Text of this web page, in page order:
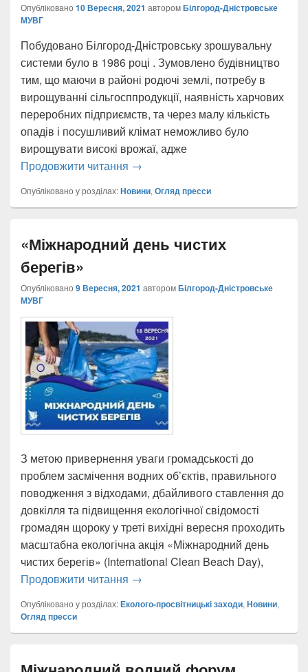
Опубліковано 10 Вересня, 2021 авторомБілгород-Дністровське
МУВГ
Побудовано Білгород-Дністровську зрошувальну
системи було в 1986 році . Зумовлено будівництво
тим, що маючи в районі родючі землі, потребу в
вирощуванні сільгосппродукції, наявність харчових
переробних підприємств, та через малу кількість
опадів і посушливий клімат неможливо було
вирощувати високі врожаї, адже
Продовжити читання Білгород-Дністровському
→
Опубліковано у розділах:Новини, Огляд пресси
«Міжнародний день чистих
берегів»
Опубліковано 9 Вересня, 2021 авторомБілгород-Дністровське
МУВГ
З метою привернення уваги громадськості до
проблем засмічення водних об’єктів, правильного
поводження з відходами, дбайливого ставлення до
довкілля та підвищення екологічної свідомості
громадян щороку у треті вихідні вересня проходить
масштабна екологічна акція «Міжнародний день
чистих берегів» (International Clean Beach Day),
Продовжити читання «Міжнародний день чистих
→
Опубліковано у розділах:Еколого-просвітницькі заходи, Новини,
Огляд пресси